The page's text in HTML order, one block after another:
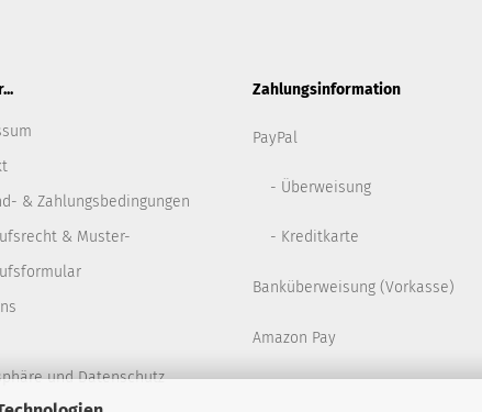
& Zahlungsbedingungen
& Muster-
und Datenschutz
Zahlungsinformation
PayPal
- Überweisung
- Kreditkarte
Banküberweisung (Vorkasse)
Amazon Pay